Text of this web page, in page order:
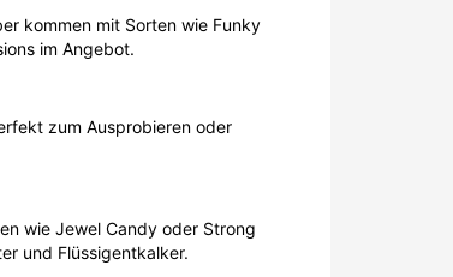
kommen mit Sorten wie Funky
im Angebot.
zum Ausprobieren oder
wie Jewel Candy oder Strong
und Flüssigentkalker.